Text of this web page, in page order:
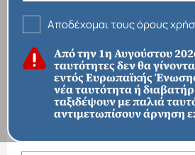
Αποδέχομαι τους όρους
Από την 1η Αυγούστου
ταυτότητες δεν θα
εντός Ευρωπαϊκής
νέα ταυτότητα ή
ταξιδέψουν με παλιά
αντιμετωπίσουν άρνηση
ΦΙΛΤΡΑ
ΠΡΟΟΡΙΣΜΟΙ
ΚΑΤΗΓΟΡΙΑ